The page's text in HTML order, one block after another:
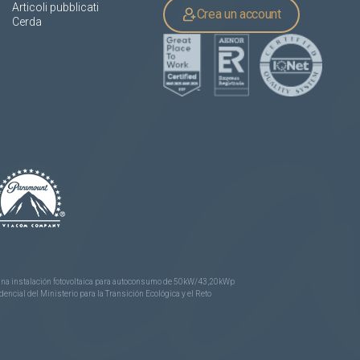
Articoli pubblicati
Cerda
Crea un account
instalación fotovoltaica para autoconsumo de 50kW/43,20kWp
del Ministerio para la Transición Ecológica y el Reto